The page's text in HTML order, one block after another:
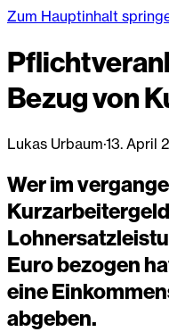
Zum Hauptinhalt
Bezug von
Lukas Urbaum·13. April
Wer im
Euro bezogen
eine
abgeben.